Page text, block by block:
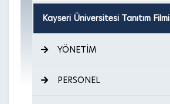
Kayseri Üniversitesi Tanıtım Filmi
YÖNETİM
PERSONEL